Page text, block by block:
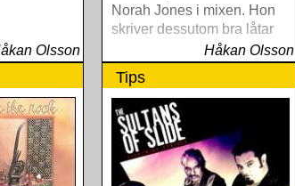
&
på listan,
valt att
jag
mycket
Olsson
Norah Jones i mixen. Hon
skriver dessutom bra låtar
Håkan Olsson
Tips